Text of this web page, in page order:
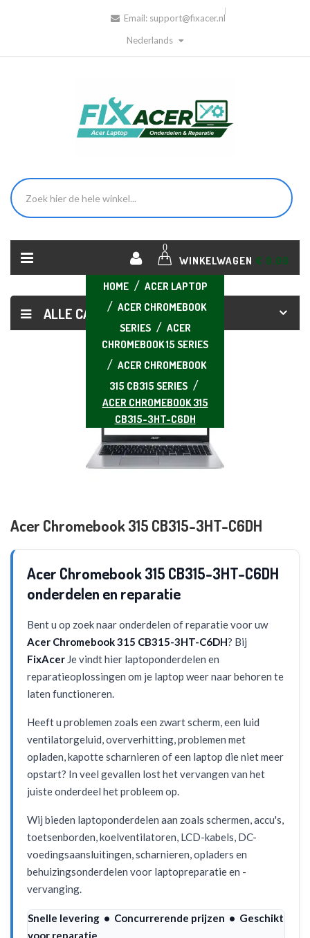
Email: support@fixacer.nl
Nederlands
0
WINKELWAGEN € 0,00
ALLE CATEGORIEËN
HOME
ACER LAPTOP
ACER CHROMEBOOK
SERIES
ACER
CHROMEBOOK 15 SERIES
ACER CHROMEBOOK
315 CB315 SERIES
ACER CHROMEBOOK 315
CB315-3HT-C6DH
Acer Chromebook 315 CB315-3HT-C6DH
Acer Chromebook 315 CB315-3HT-C6DH
onderdelen en reparatie
Bent u op zoek naar onderdelen of reparatie voor uw
Acer Chromebook 315 CB315-3HT-C6DH? Bij
FixAcer Je vindt hier laptoponderdelen en
reparatieoplossingen om je laptop weer naar behoren te
laten functioneren.
Heeft u problemen zoals een zwart scherm, een luid
ventilatorgeluid, oververhitting, problemen met
opladen, kapotte scharnieren of een laptop die niet meer
opstart? In veel gevallen lost het vervangen van het
juiste onderdeel het probleem op.
Wij bieden laptoponderdelen aan zoals schermen, accu's,
toetsenborden, koelventilatoren, LCD-kabels, DC-
voedingsaansluitingen, scharnieren, opladers en
behuizingsonderdelen voor laptopreparatie en -
vervanging.
Snelle levering • Concurrerende prijzen • Geschikt
voor reparatie